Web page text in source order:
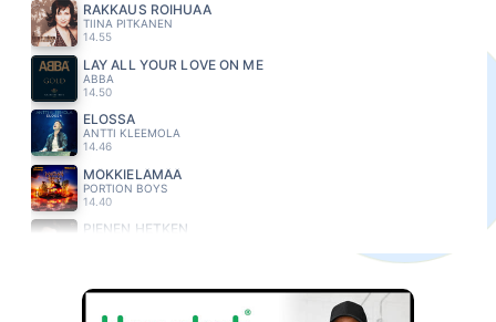
RAKKAUS ROIHUAA
TIINA PITKANEN
14.55
LAY ALL YOUR LOVE ON ME
ABBA
14.50
ELOSSA
ANTTI KLEEMOLA
14.46
MÖKKIELÄMÄÄ
PORTION BOYS
14.40
PIENEN HETKEN
EIJA KANTOLA